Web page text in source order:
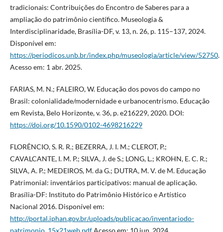
tradicionais: Contribuições do Encontro de Saberes para a
ampliação do patrimônio científico. Museologia &
Interdisciplinaridade, Brasília-DF, v. 13, n. 26, p. 115–137, 2024.
Disponível em:
https://periodicos.unb.br/index.php/museologia/article/view/52750.
Acesso em: 1 abr. 2025.
FARIAS, M. N.; FALEIRO, W. Educação dos povos do campo no
Brasil: colonialidade/modernidade e urbanocentrismo. Educação
em Revista, Belo Horizonte, v. 36, p. e216229, 2020. DOI:
https://doi.org/10.1590/0102-4698216229
FLORÊNCIO, S. R. R.; BEZERRA, J. I. M.; CLEROT, P.;
CAVALCANTE, I. M. P.; SILVA, J. de S.; LONG, L.; KROHN, E. C. R.;
SILVA, A. P.; MEDEIROS, M. da G.; DUTRA, M. V. de M. Educação
Patrimonial: inventários participativos: manual de aplicação.
Brasília-DF: Instituto do Patrimônio Histórico e Artístico
Nacional 2016. Disponível em:
http://portal.iphan.gov.br/uploads/publicacao/inventariodo-
patrimonio_15x21web.pdfAcesso em: 10 jun. 2024.